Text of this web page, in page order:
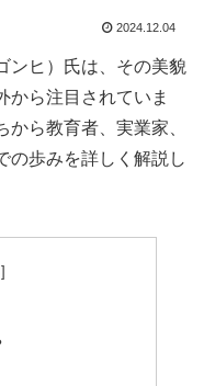
2024.12.04
ンヒ）氏は、その美貌
から注目されていま
ら教育者、実業家、
の歩みを詳しく解説し